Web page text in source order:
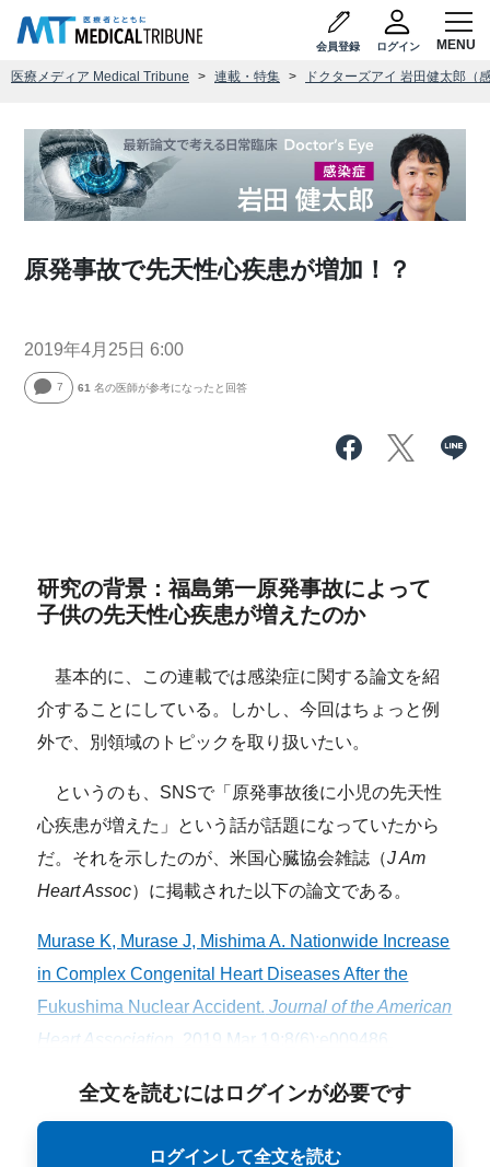
会員登録 ログイン
医療メディア Medical Tribune 連載・特集 ドクターズアイ 岩田健太郎（
原発事故で先天性心疾患が増加！？
2019年4月25日 6:00
7 61 名の医師が参考になったと回答
研究の背景：福島第一原発事故によって
子供の先天性心疾患が増えたのか
基本的に、この連載では感染症に関する論文を紹
介することにしている。しかし、今回はちょっと例
外で、別領域のトピックを取り扱いたい。
というのも、SNSで「原発事故後に小児の先天性
心疾患が増えた」という話が話題になっていたから
だ。それを示したのが、米国心臓協会雑誌（J Am
Heart Assoc）に掲載された以下の論文である。
Murase K, Murase J, Mishima A. Nationwide Increase
in Complex Congenital Heart Diseases After the
Fukushima Nuclear Accident. Journal of the American
Heart Association
. 2019 Mar 19;8(6):e009486.
全文を読むにはログインが必要です
ログインして全文を読む